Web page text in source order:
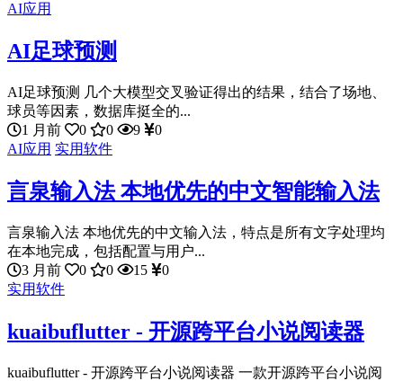
AI应用
AI足球预测
AI足球预测 几个大模型交叉验证得出的结果，结合了场地、
球员等因素，数据库挺全的...
1 月前
0 0 9
0
AI应用 实用软件
言泉输入法 本地优先的中文智能输入法
言泉输入法 本地优先的中文输入法，特点是所有文字处理均
在本地完成，包括配置与用户...
3 月前
0 0 15
0
实用软件
kuaibuflutter - 开源跨平台小说阅读器
kuaibuflutter - 开源跨平台小说阅读器 一款开源跨平台小说阅